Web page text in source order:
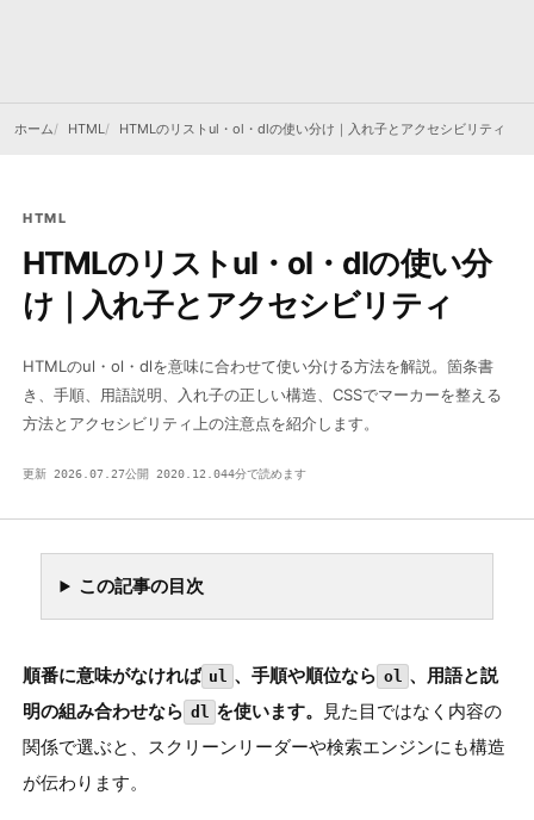
ホーム HTML HTMLのリストul・ol・dlの使い分け｜入れ子とアクセシビリティ
HTML
HTMLのリストul・ol・dlの使い分
け｜入れ子とアクセシビリティ
HTMLのul・ol・dlを意味に合わせて使い分ける方法を解説。箇条書
き、手順、用語説明、入れ子の正しい構造、CSSでマーカーを整える
方法とアクセシビリティ上の注意点を紹介します。
更新 2026.07.27公開 2020.12.044分で読めます
<>
この記事の目次
順番に意味がなければ ul 、手順や順位なら ol 、用語と説
明の組み合わせなら dl を使います。
見た目ではなく内容の
関係で選ぶと、スクリーンリーダーや検索エンジンにも構造
が伝わります。